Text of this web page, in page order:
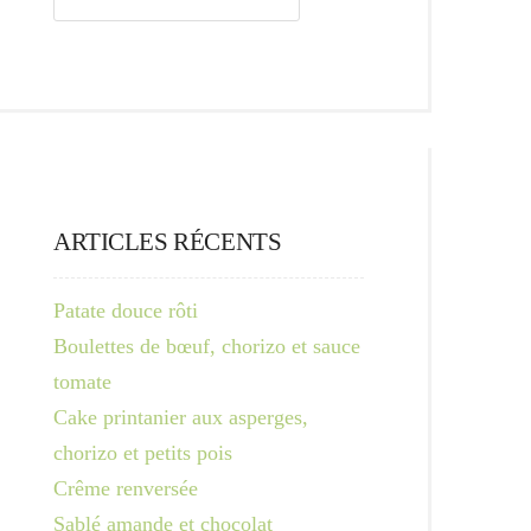
ARTICLES RÉCENTS
Patate douce rôti
Boulettes de bœuf, chorizo et sauce
tomate
Cake printanier aux asperges,
chorizo et petits pois
Crême renversée
Sablé amande et chocolat